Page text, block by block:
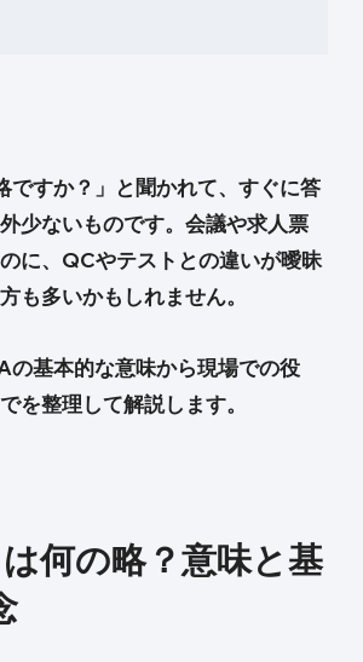
ですか？」と聞かれて、すぐに答
少ないものです。会議や求人票
に、QCやテストとの違いが曖昧
も多いかもしれません。
の基本的な意味から現場での役
を整理して解説します。
何の略？意味と基